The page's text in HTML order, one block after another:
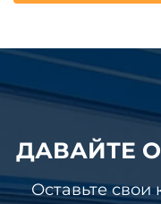
ДАВАЙТЕ
Оставьте